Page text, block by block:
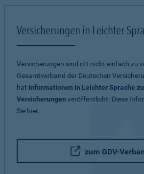
Versicherungen in Leichter
Versicherungen sind oft nicht einfach zu
Gesamtverband der Deutschen
hat Informationen in Leichter Sprache
Versicherungen veröffentlicht. Diese
Sie hier.
zum GDV-